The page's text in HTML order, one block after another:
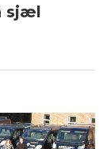
sjæl